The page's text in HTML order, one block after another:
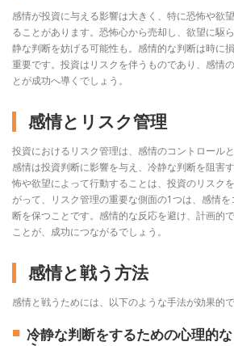
感情が投資に与える影響は大きく、特に恐怖や欲
ることがあります。恐怖心から売却し、欲望に駆
静な判断を妨げる可能性も。感情的な判断は時に
重要です。投資はリスクを伴うものであり、感情
とが成功へ導くでしょう。
感情とリスク管理
投資におけるリスク管理は、感情のコントロール
感情は投資判断に影響を与え、冷静な判断を阻害
怖や欲望によって行動することは、投資のリスク
がって、リスク管理の重要な側面の1つは、感情
断を保つことです。感情的な反応を避け、計画的
ことが、成功につながるでしょう。
感情と戦う方法
感情と戦うためには、以下のような手法が効果的で
冷静な判断をするための心理的